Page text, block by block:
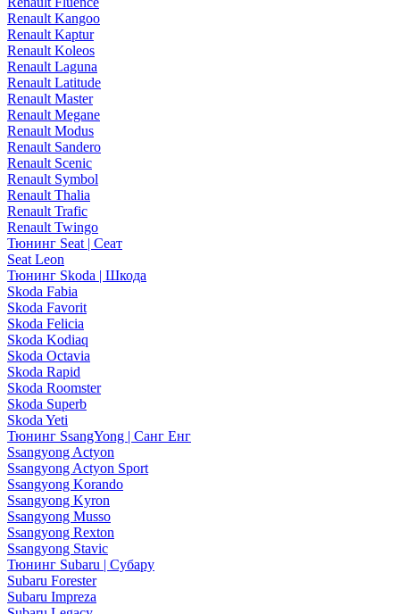
Renault Kangoo
Renault Kaptur
Renault Koleos
Renault Laguna
Renault Latitude
Renault Master
Renault Megane
Renault Modus
Renault Sandero
Renault Scenic
Renault Symbol
Renault Thalia
Renault Trafic
Renault Twingo
Тюнинг Seat | Сеат
Seat Leon
Тюнинг Skoda | Шкода
Skoda Fabia
Skoda Favorit
Skoda Felicia
Skoda Kodiaq
Skoda Octavia
Skoda Rapid
Skoda Roomster
Skoda Superb
Skoda Yeti
Тюнинг SsangYong | Санг Енг
Ssangyong Actyon
Ssangyong Actyon Sport
Ssangyong Korando
Ssangyong Kyron
Ssangyong Musso
Ssangyong Rexton
Ssangyong Stavic
Тюнинг Subaru | Субару
Subaru Forester
Subaru Impreza